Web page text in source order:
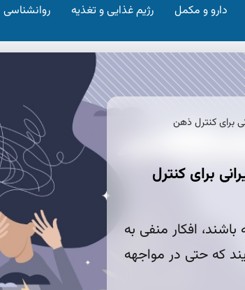
دارو و مکمل رژیم غذایی و تغذیه روانشناسی
برای کنترل ذهن
برای کنترل
افکار منفی به
که حتی در مواجهه